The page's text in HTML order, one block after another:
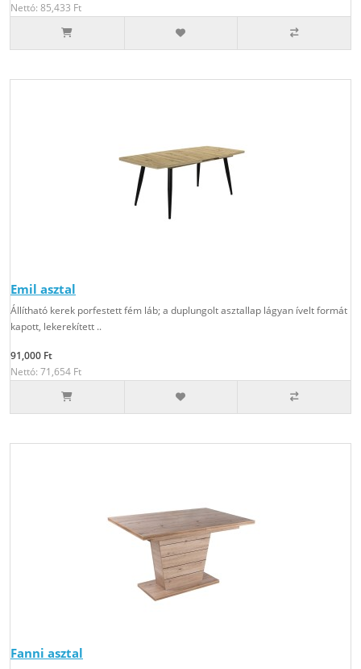
Nettó: 85,433 Ft
Emil asztal
Állítható kerek porfestett fém láb; a duplungolt asztallap lágyan ívelt formát
kapott, lekerekített ..
91,000 Ft
Nettó: 71,654 Ft
Fanni asztal